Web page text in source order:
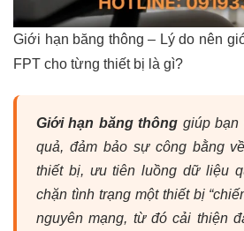
Giới hạn băng thông – Lý do nên
FPT cho từng thiết bị là gì?
Giới hạn băng thông giúp bạn
quả, đảm bảo sự công bằng
thiết bị, ưu tiên luồng dữ liệu
chặn tình trạng một thiết bị
nguyên mạng, từ đó cải thiện